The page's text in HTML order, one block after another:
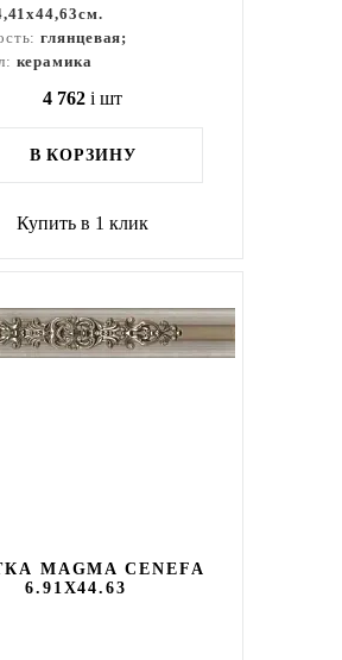
глянцевая;
керамика
4 762 i шт
В КОРЗИНУ
Купить в 1 клик
MAGMA CENEFA
6.91X44.63